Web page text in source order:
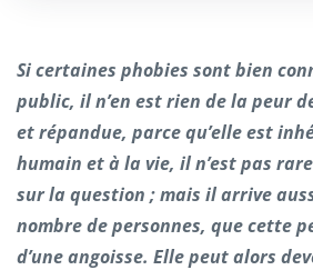
Si certaines phobies sont bien
public, il n’en est rien de la peur
et répandue, parce qu’elle est
humain et à la vie, il n’est pas
sur la question ; mais il arrive
nombre de personnes, que cette
d’une angoisse. Elle peut alors